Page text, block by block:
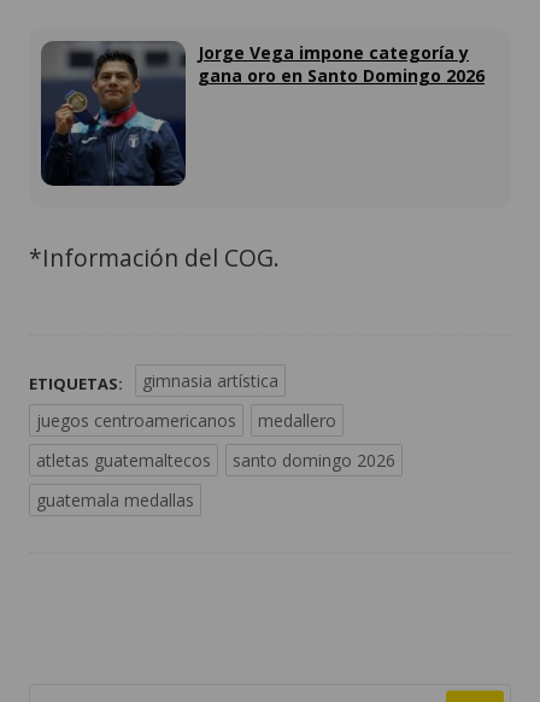
Jorge Vega impone categoría y
gana oro en Santo Domingo 2026
*Información del COG.
ETIQUETAS:
gimnasia artística
juegos centroamericanos
medallero
atletas guatemaltecos
santo domingo 2026
guatemala medallas